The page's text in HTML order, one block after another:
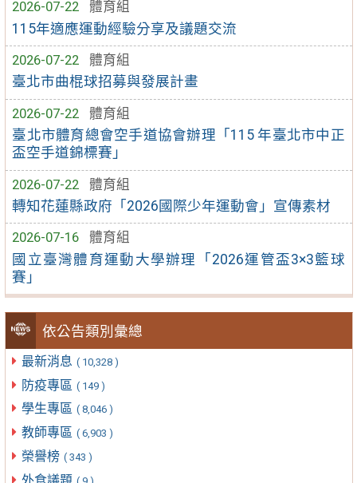
2026-07-22
體育組
115年適應運動經驗分享及議題交流
2026-07-22
體育組
臺北市曲棍球招募與發展計畫
2026-07-22
體育組
臺北市體育總會空手道協會辦理「115 年臺北市中正
盃空手道錦標賽」
2026-07-22
體育組
轉知花蓮縣政府「2026國際少年運動會」宣傳素材
2026-07-16
體育組
國立臺灣體育運動大學辦理「2026運管盃3×3籃球
賽」
依公告類別彙總
最新消息 ( 10,328 )
防疫專區 ( 149 )
學生專區 ( 8,046 )
教師專區 ( 6,903 )
榮譽榜 ( 343 )
外食議題